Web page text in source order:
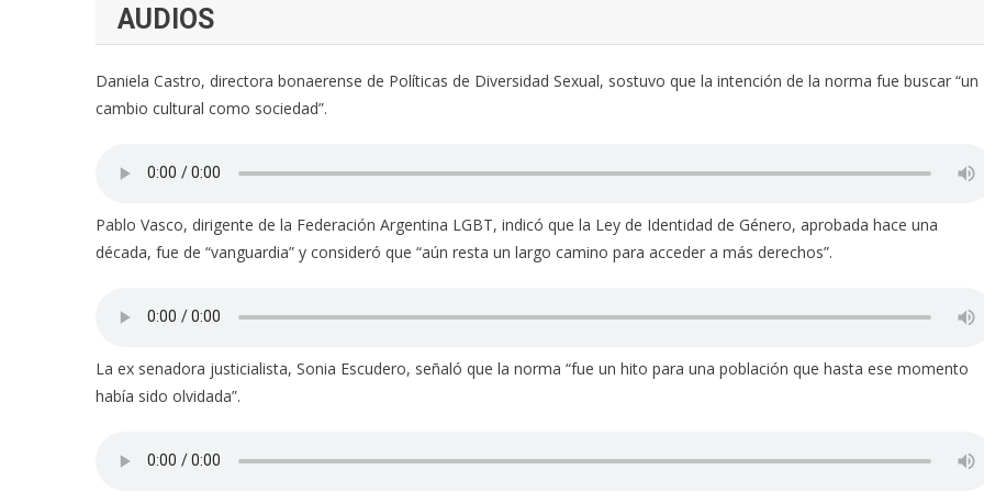
AUDIOS
Daniela Castro, directora bonaerense de Políticas de Diversidad Sexual, sostuvo que la intención de la norma fue buscar “un
cambio cultural como sociedad”.
Pablo Vasco, dirigente de la Federación Argentina LGBT, indicó que la Ley de Identidad de Género, aprobada hace una
década, fue de “vanguardia” y consideró que “aún resta un largo camino para acceder a más derechos”.
La ex senadora justicialista, Sonia Escudero, señaló que la norma “fue un hito para una población que hasta ese momento
había sido olvidada”.